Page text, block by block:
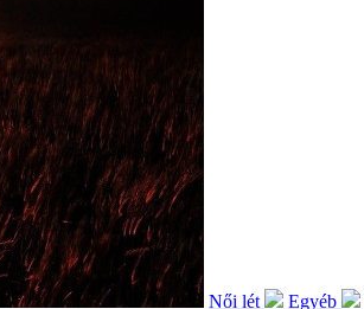
Női lét Egyéb